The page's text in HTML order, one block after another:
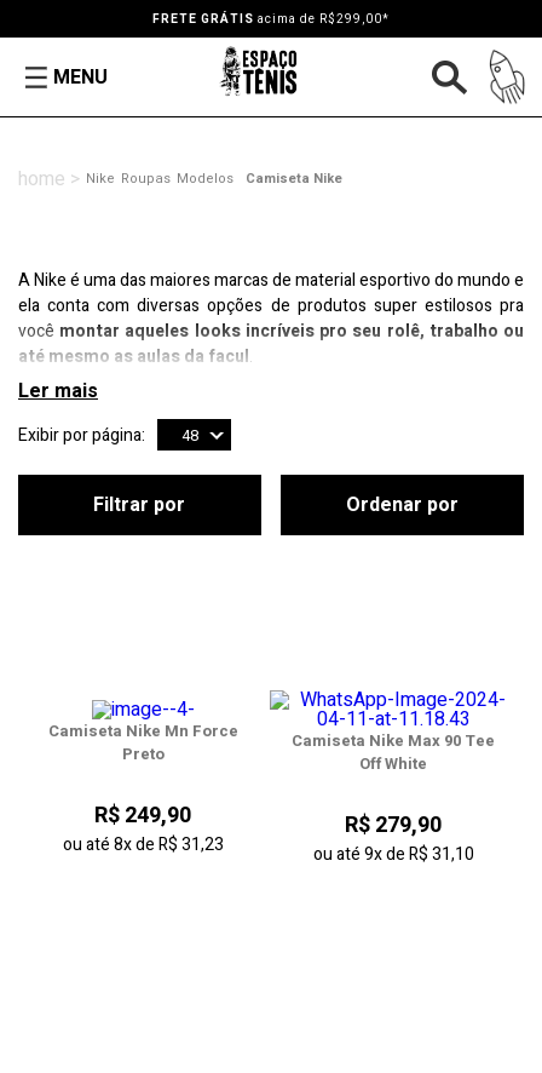
FRETE GRÁTIS acima de R$299,00*
MENU
Nike Roupas Modelos Camiseta Nike
A Nike é uma das maiores marcas de material esportivo do mundo e
ela conta com diversas opções de produtos super estilosos pra
você montar aqueles looks incríveis pro seu rolê, trabalho ou
até mesmo as aulas da facul.
Exibir por página: 48
Filtrar por Ordenar por
Camiseta Nike Mn Force
Preto
R$ 249,90
ou até8xdeR$ 31,23
Camiseta Nike Max 90 Tee
Off White
R$ 279,90
ou até9xdeR$ 31,10